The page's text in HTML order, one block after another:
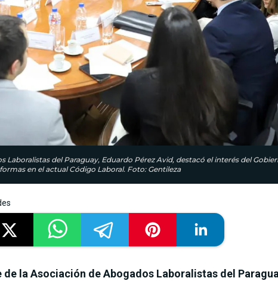
Laboralistas del Paraguay, Eduardo Pérez Avid, destacó el interés del
en el actual Código Laboral. Foto: Gentileza
de la Asociación de Abogados Laboralistas del